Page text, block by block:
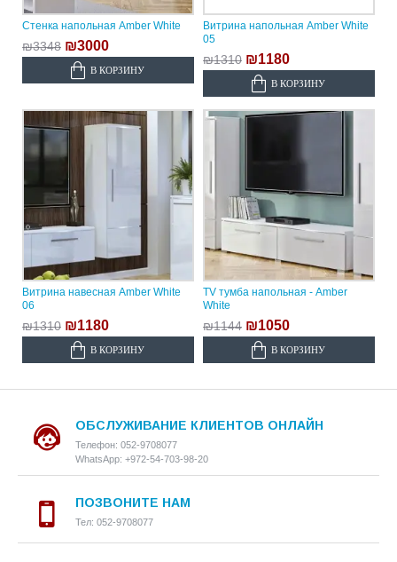
Стенка напольная Amber White
₪3348 ₪3000
В КОРЗИНУ
Витрина напольная Amber White
05
₪1310 ₪1180
В КОРЗИНУ
Витрина навесная Amber White
06
₪1310 ₪1180
В КОРЗИНУ
TV тумба напольная - Amber
White
₪1144 ₪1050
В КОРЗИНУ
ОБСЛУЖИВАНИЕ КЛИЕНТОВ ОНЛАЙН
Телефон: 052-9708077
WhatsApp: +972-54-703-98-20
ПОЗВОНИТЕ НАМ
Тел: 052-9708077